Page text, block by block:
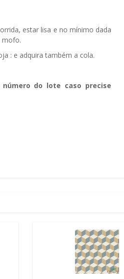
estar lisa e no mínimo dada
mofo.
: e adquira também a cola.
do lote caso precise